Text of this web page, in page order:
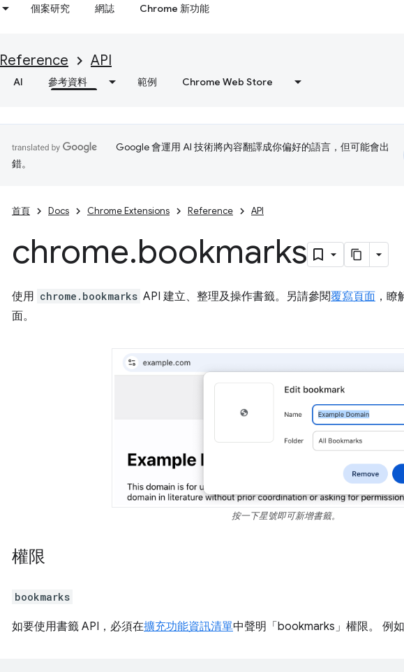
個案研究 網誌 Chrome 新功能
Reference API
AI 參考資料 範例 Chrome Web Store
Google 會運用 AI 技術將內容翻譯成你偏好的語言，但可能會出
錯。
首頁 Docs Chrome Extensions Reference API
chrome.bookmarks
使用 chrome.bookmarks API 建立、整理及操作書籤。另請參閱覆寫頁面 ，
面。
按一下星號即可新增書籤。
權限
bookmarks
如要使用書籤 API，必須在擴充功能資訊清單中聲明「bookmarks」權限。 例如